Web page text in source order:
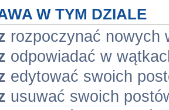
W TYM DZIALE
rozpoczynać nowych
odpowiadać w
edytować swoich
usuwać swoich